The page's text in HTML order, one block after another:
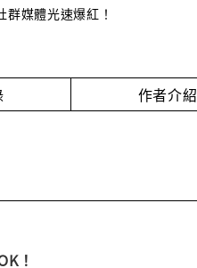
群媒體光速爆紅！
作者介紹
！